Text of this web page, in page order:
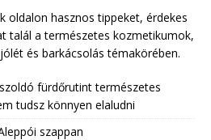
oldalon hasznos tippeket, érdekes
talál a természetes kozmetikumok,
és barkácsolás témakörében.
fürdőrutint természetes
tudsz könnyen elaludni
szappan